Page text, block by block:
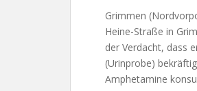
Grimmen
Heine-Straße in
der Verdacht, dass
(Urinprobe)
Amphetamine